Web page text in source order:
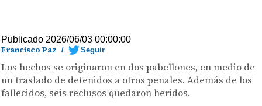
Publicado 2026/06/03 00:00:00
Francisco Paz / Seguir
Los hechos se originaron en dos pabellones, en medio de
un traslado de detenidos a otros penales. Además de los
fallecidos, seis reclusos quedaron heridos.